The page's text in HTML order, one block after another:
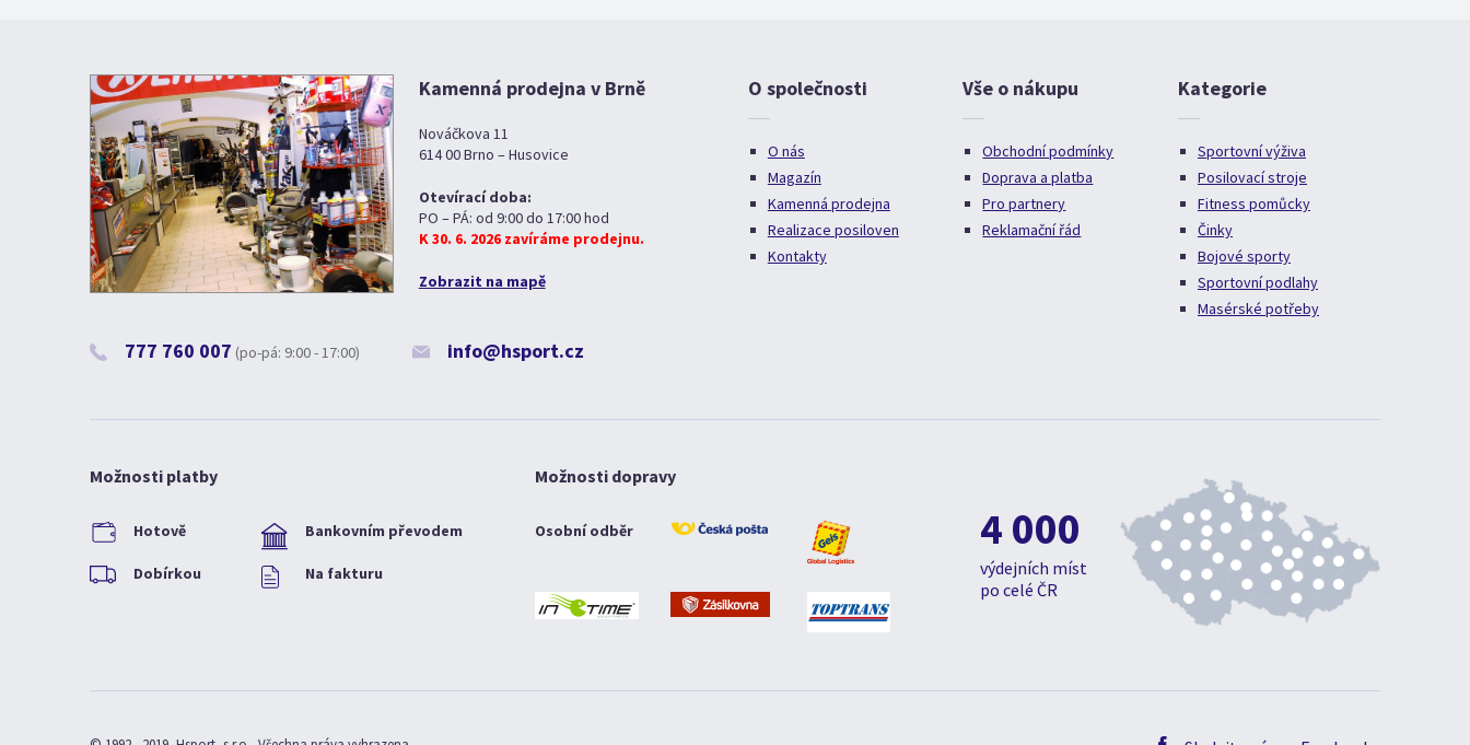
Kamenná prodejna v Brně
Nováčkova 11
614 00 Brno – Husovice
Otevírací doba:
PO – PÁ: od 9:00 do 17:00 hod
K 30. 6. 2026 zavíráme prodejnu.
Zobrazit na mapě
777 760 007 (po-pá: 9:00 - 17:00) info@hsport.cz
O společnosti
O nás
Magazín
Kamenná prodejna
Realizace posiloven
Kontakty
Vše o nákupu
Obchodní podmínky
Doprava a platba
Pro partnery
Reklamační řád
Kategorie
Sportovní výživa
Posilovací stroje
Fitness pomůcky
Činky
Bojové sporty
Sportovní podlahy
Masérské potřeby
Možnosti platby
Hotově Bankovním převodem
Dobírkou Na fakturu
Možnosti dopravy
Osobní odběr 4 000
výdejních míst
po celé ČR